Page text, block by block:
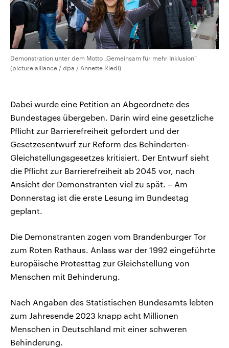
Demonstration unter dem Motto „Gemeinsam für mehr Inklusion“
(picture alliance / dpa / Annette Riedl)
Dabei wurde eine Petition an Abgeordnete des
Bundestages übergeben. Darin wird eine gesetzliche
Pflicht zur Barrierefreiheit gefordert und der
Gesetzesentwurf zur Reform des Behinderten-
Gleichstellungsgesetzes kritisiert. Der Entwurf sieht
die Pflicht zur Barrierefreiheit ab 2045 vor, nach
Ansicht der Demonstranten viel zu spät. – Am
Donnerstag ist die erste Lesung im Bundestag
geplant.
Die Demonstranten zogen vom Brandenburger Tor
zum Roten Rathaus. Anlass war der 1992 eingeführte
Europäische Protesttag zur Gleichstellung von
Menschen mit Behinderung.
Nach Angaben des Statistischen Bundesamts lebten
zum Jahresende 2023 knapp acht Millionen
Menschen in Deutschland mit einer schweren
Behinderung.